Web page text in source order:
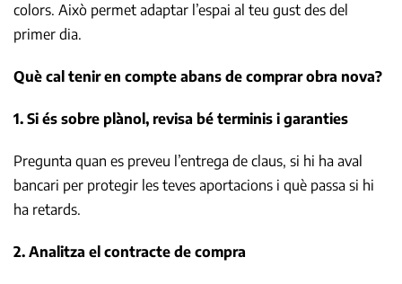
colors. Això permet adaptar l’espai al teu gust des del
primer dia.
Què cal tenir en compte abans de comprar obra nova?
1. Si és sobre plànol, revisa bé terminis i garanties
Pregunta quan es preveu l’entrega de claus, si hi ha aval
bancari per protegir les teves aportacions i què passa si hi
ha retards.
2. Analitza el contracte de compra